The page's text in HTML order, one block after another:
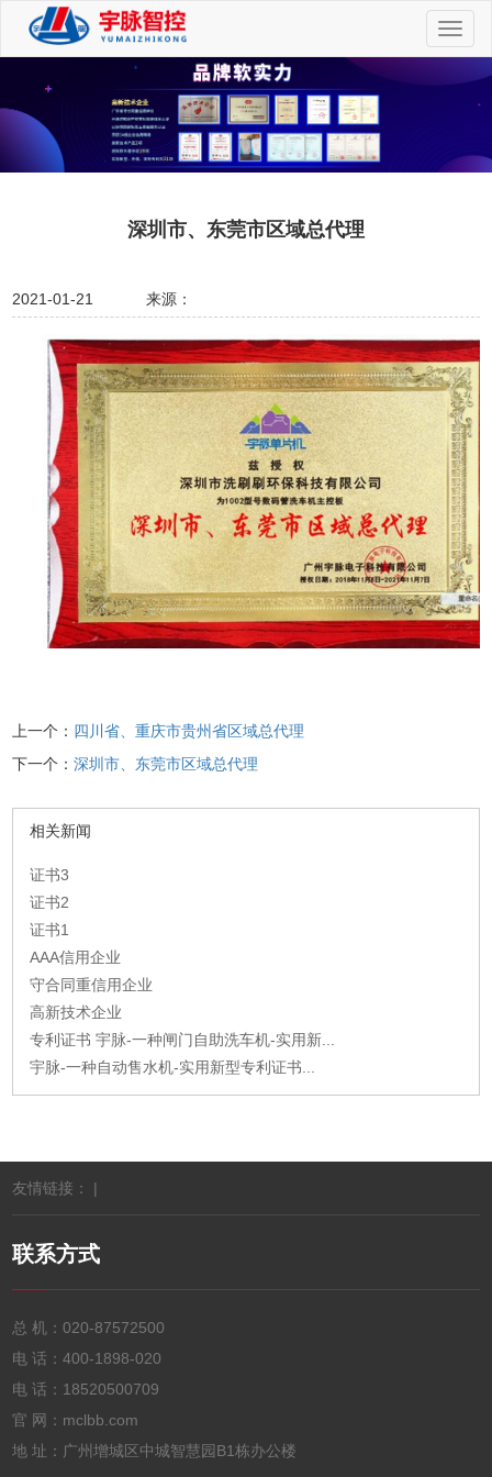
切
换
深圳市、东莞市区域总代理
2021-01-21 来源：
上一个： 四川省、重庆市贵州省区域总代理
下一个：深圳市、东莞市区域总代理
相关新闻
证书3
证书2
证书1
AAA信用企业
守合同重信用企业
高新技术企业
专利证书 宇脉-一种闸门自助洗车机-实用新...
宇脉-一种自动售水机-实用新型专利证书...
友情链接： |
联系方式
总 机：020-87572500
电 话：400-1898-020
电 话： 18520500709
官 网：mclbb.com
地 址：广州增城区中城智慧园B1栋办公楼